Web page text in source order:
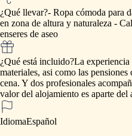
¿Qué llevar?- Ropa cómoda para
en zona de altura y naturaleza -
enseres de aseo
¿Qué está incluido?La experiencia
materiales, asi como las pensiones
cena. Y dos profesionales
valor del alojamiento es aparte del
IdiomaEspañol